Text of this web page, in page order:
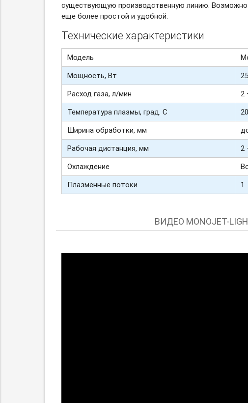
существующую производственную линию.
еще более простой и удобной.
Технические характеристики
Модель
Мощность, Вт
Расход газа, л/мин
2
Температура плазмы, град. С
Ширина обработки, мм
Рабочая дистанция, мм
2
Охлаждение
Плазменные потоки
1
ВИДЕО MONOJET-